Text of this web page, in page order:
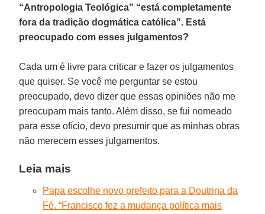
“Antropologia Teológica” “está completamente
fora da tradição dogmática católica”. Está
preocupado com esses julgamentos?
Cada um é livre para criticar e fazer os julgamentos
que quiser. Se você me perguntar se estou
preocupado, devo dizer que essas opiniões não me
preocupam mais tanto. Além disso, se fui nomeado
para esse ofício, devo presumir que as minhas obras
não merecem esses julgamentos.
Leia mais
Papa escolhe novo prefeito para a Doutrina da
Fé. “Francisco fez a mudança política mais